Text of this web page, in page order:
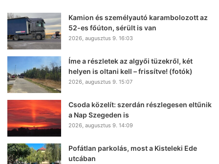
Kamion és személyautó karambolozott az
52-es főúton, sérült is van
2026, augusztus 9. 16:03
Íme a részletek az algyői tüzekről, két
helyen is oltani kell – frissítve! (fotók)
2026, augusztus 9. 15:07
Csoda közelít: szerdán részlegesen eltűnik
a Nap Szegeden is
2026, augusztus 9. 14:09
Pofátlan parkolás, most a Kisteleki Ede
utcában